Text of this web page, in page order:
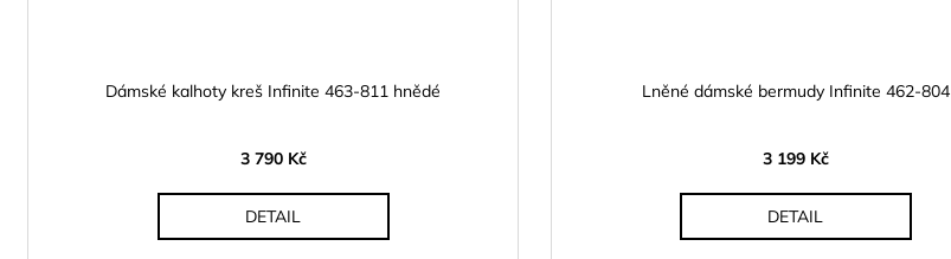
Dámské kalhoty kreš Infinite 463-811 hnědé
3 790 Kč
DETAIL
Lněné dámské bermudy Infinite 462-804
3 199 Kč
DETAIL